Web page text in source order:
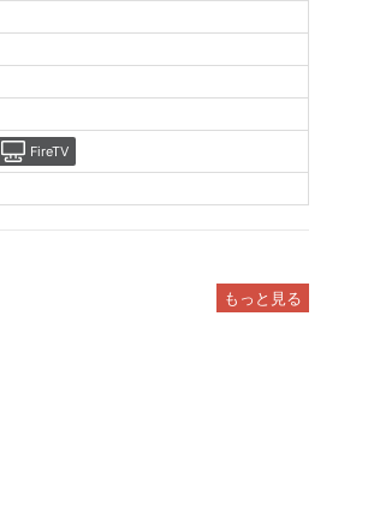
FireTV
もっと見る